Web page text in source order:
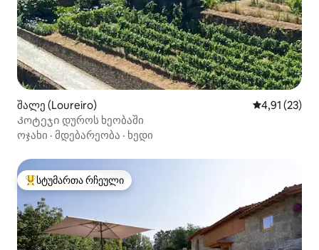
შალე (Loureiro) საშუალო
4,91 (23)
Კოტეჯი დუროს ხეობაში
ოჯახი · მდებარეობა · ხედი
სტუმართა რჩეული მოწინავე ვარიანტი
სტუმართა რჩეული